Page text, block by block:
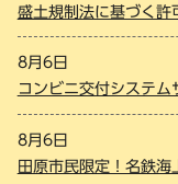
盛土規制法に基づく許
8月6日
コンビニ交付システム
8月6日
田原市民限定！名鉄